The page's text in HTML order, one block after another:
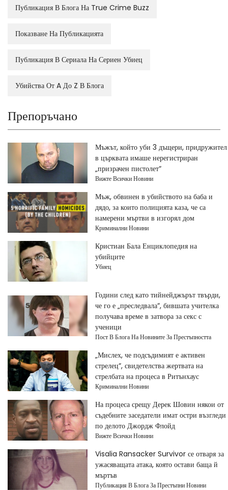
Публикация В Блога На True Crime Buzz
Показване На Публикацията
Публикация В Сериала На Сериен Убиец
Убийства От A До Z В Блога
Препоръчано
Мъжът, който уби 3 дъщери, придружител
в църквата имаше нерегистриран
„призрачен пистолет“
Вижте Всички Новини
Мъж, обвинен в убийството на баба и
дядо, за които полицията каза, че са
намерени мъртви в изгорял дом
Криминални Новини
Кристиан Бала Енциклопедия на
убийците
Убиец
Години след като тийнейджърът твърди,
че го е „преследвала“, бившата учителка
получава време в затвора за секс с
ученици
Пост В Блога На Новините За Престъпността
„Мислех, че подсъдимият е активен
стрелец“, свидетелства жертвата на
стрелбата на процеса в Ритънхаус
Криминални Новини
На процеса срещу Дерек Шовин някои от
съдебните заседатели имат остри възгледи
по делото Джордж Флойд
Вижте Всички Новини
Visalia Ransacker Survivor се отваря за
ужасяващата атака, която остави баща й
мъртъв
Публикация В Блога За Престъпни Новини